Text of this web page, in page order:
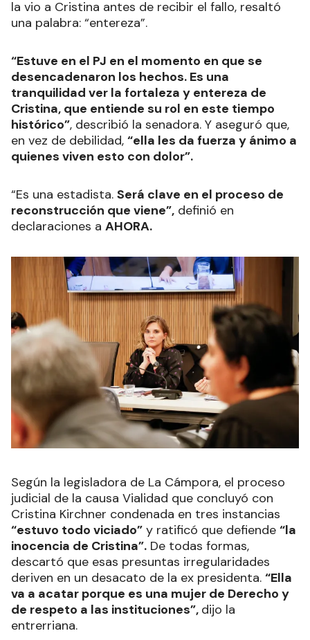
la vio a Cristina antes de recibir el fallo, resaltó
una palabra: “entereza”.
“Estuve en el PJ en el momento en que se
desencadenaron los hechos. Es una
tranquilidad ver la fortaleza y entereza de
Cristina, que entiende su rol en este tiempo
histórico”, describió la senadora. Y aseguró que,
en vez de debilidad, “ella les da fuerza y ánimo a
quienes viven esto con dolor”.
“Es una estadista. Será clave en el proceso de
reconstrucción que viene”, definió en
declaraciones a AHORA.
Según la legisladora de La Cámpora, el proceso
judicial de la causa Vialidad que concluyó con
Cristina Kirchner condenada en tres instancias
“estuvo todo viciado” y ratificó que defiende “la
inocencia de Cristina”. De todas formas,
descartó que esas presuntas irregularidades
deriven en un desacato de la ex presidenta. “Ella
va a acatar porque es una mujer de Derecho y
de respeto a las instituciones”, dijo la
entrerriana.